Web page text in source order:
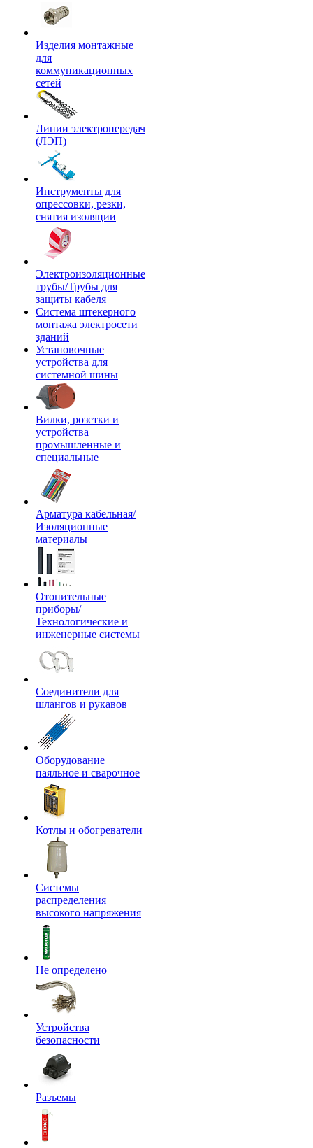
Изделия монтажные
для
коммуникационных
сетей
Линии электропередач
(ЛЭП)
Инструменты для
опрессовки, резки,
снятия изоляции
Электроизоляционные
трубы/Трубы для
защиты кабеля
Система штекерного
монтажа электросети
зданий
Установочные
устройства для
системной шины
Вилки, розетки и
устройства
промышленные и
специальные
Арматура кабельная/
Изоляционные
материалы
Отопительные
приборы/
Технологические и
инженерные системы
Соединители для
шлангов и рукавов
Оборудование
паяльное и сварочное
Котлы и обогреватели
Системы
распределения
высокого напряжения
Не определено
Устройства
безопасности
Разъемы